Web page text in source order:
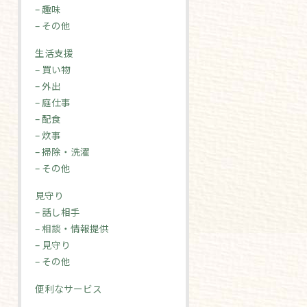
– 趣味
– その他
生活支援
– 買い物
– 外出
– 庭仕事
– 配食
– 炊事
– 掃除・洗濯
– その他
見守り
– 話し相手
– 相談・情報提供
– 見守り
– その他
便利なサービス